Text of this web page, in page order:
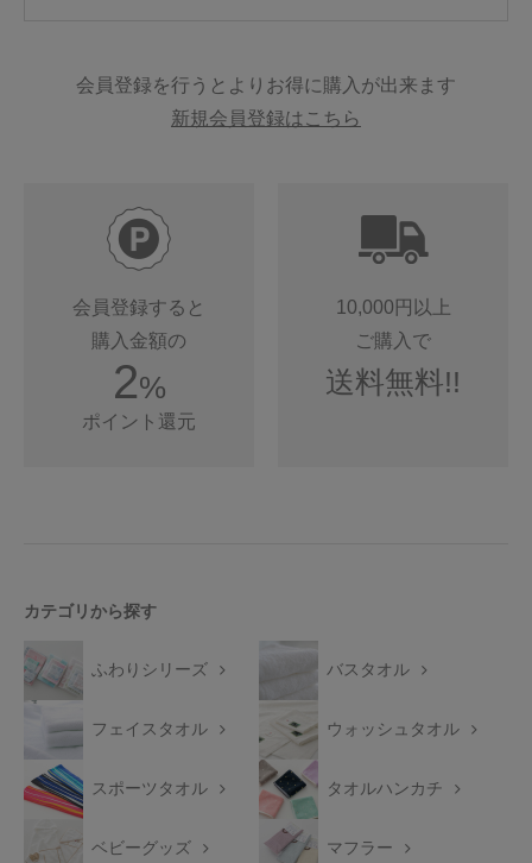
会員登録を行うとよりお得に購入が出来ます
新規会員登録はこちら
会員登録すると
購入金額の
2%
ポイント還元
10,000円以上
ご購入で
送料無料!!
カテゴリから探す
ふわりシリーズ バスタオル
フェイスタオル ウォッシュタオル
スポーツタオル タオルハンカチ
ベビーグッズ マフラー